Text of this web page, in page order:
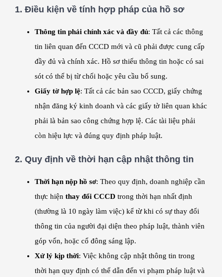
1. Điều kiện về tính hợp pháp của hồ sơ
Thông tin phải chính xác và đầy đủ: Tất cả các thông
tin liên quan đến CCCD mới và cũ phải được cung cấp
đầy đủ và chính xác. Hồ sơ thiếu thông tin hoặc có sai
sót có thể bị từ chối hoặc yêu cầu bổ sung.
Giấy tờ hợp lệ: Tất cả các bản sao CCCD, giấy chứng
nhận đăng ký kinh doanh và các giấy tờ liên quan khác
phải là bản sao công chứng hợp lệ. Các tài liệu phải
còn hiệu lực và đúng quy định pháp luật.
2. Quy định về thời hạn cập nhật thông tin
Thời hạn nộp hồ sơ: Theo quy định, doanh nghiệp cần
thực hiện thay đổi CCCD trong thời hạn nhất định
(thường là 10 ngày làm việc) kể từ khi có sự thay đổi
thông tin của người đại diện theo pháp luật, thành viên
góp vốn, hoặc cổ đông sáng lập.
Xử lý kịp thời: Việc không cập nhật thông tin trong
thời hạn quy định có thể dẫn đến vi phạm pháp luật và